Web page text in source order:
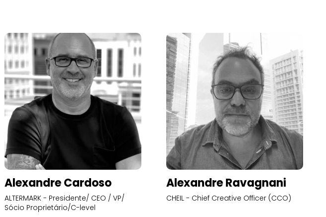
Alexandre Cardoso
ALTERMARK - Presidente/ CEO / VP/
Sócio Proprietário/C-level
Alexandre Ravagnani
CHEIL - Chief Creative Officer (CCO)